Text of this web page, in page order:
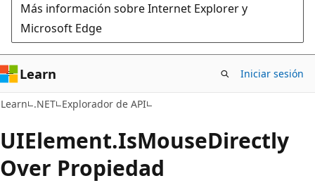
Más información sobre Internet Explorer y
Microsoft Edge
Learn Iniciar sesión
Learn .NET Explorador de API
UIElement.IsMouseDirectly
Over Propiedad